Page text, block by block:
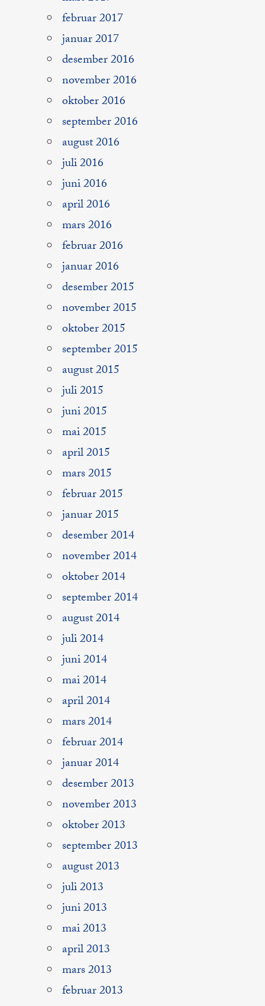
februar 2017
januar 2017
desember 2016
november 2016
oktober 2016
september 2016
august 2016
juli 2016
juni 2016
april 2016
mars 2016
februar 2016
januar 2016
desember 2015
november 2015
oktober 2015
september 2015
august 2015
juli 2015
juni 2015
mai 2015
april 2015
mars 2015
februar 2015
januar 2015
desember 2014
november 2014
oktober 2014
september 2014
august 2014
juli 2014
juni 2014
mai 2014
april 2014
mars 2014
februar 2014
januar 2014
desember 2013
november 2013
oktober 2013
september 2013
august 2013
juli 2013
juni 2013
mai 2013
april 2013
mars 2013
februar 2013